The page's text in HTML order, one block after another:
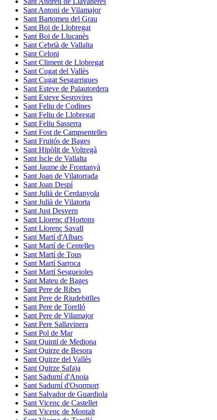
Sant Antoni de Vilamajor
Sant Bartomeu del Grau
Sant Boi de Llobregat
Sant Boi de Lluçanès
Sant Cebrià de Vallalta
Sant Celoni
Sant Climent de Llobregat
Sant Cugat del Vallès
Sant Cugat Sesgarrigues
Sant Esteve de Palautordera
Sant Esteve Sesrovires
Sant Feliu de Codines
Sant Feliu de Llobregat
Sant Feliu Sasserra
Sant Fost de Campsentelles
Sant Fruitós de Bages
Sant Hipòlit de Voltregà
Sant Iscle de Vallalta
Sant Jaume de Frontanyà
Sant Joan de Vilatorrada
Sant Joan Despí
Sant Julià de Cerdanyola
Sant Julià de Vilatorta
Sant Just Desvern
Sant Llorenç d'Hortons
Sant Llorenç Savall
Sant Martí d'Albars
Sant Martí de Centelles
Sant Martí de Tous
Sant Martí Sarroca
Sant Martí Sesgueioles
Sant Mateu de Bages
Sant Pere de Ribes
Sant Pere de Riudebitlles
Sant Pere de Torelló
Sant Pere de Vilamajor
Sant Pere Sallavinera
Sant Pol de Mar
Sant Quintí de Mediona
Sant Quirze de Besora
Sant Quirze del Vallès
Sant Quirze Safaja
Sant Sadurní d'Anoia
Sant Sadurní d'Osormort
Sant Salvador de Guardiola
Sant Vicenç de Castellet
Sant Vicenç de Montalt